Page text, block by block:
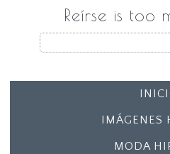
Reírse is too
IMÁGENES
MODA